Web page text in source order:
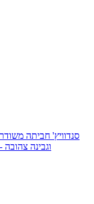
סנדוויץ' חביתה
וגבינה